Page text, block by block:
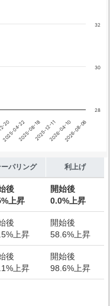
20
2025-04-222025-08-182025-12-112026-04-102026-08-06
28
30
32
ーパリング 利上げ
後
上昇
開始後
0.0%上昇
後
上昇
開始後
58.6%上昇
後
上昇
開始後
98.6%上昇